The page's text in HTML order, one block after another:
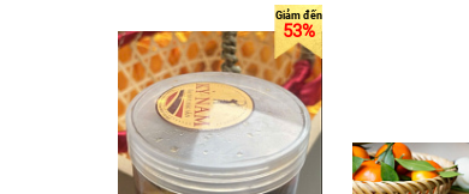
53%